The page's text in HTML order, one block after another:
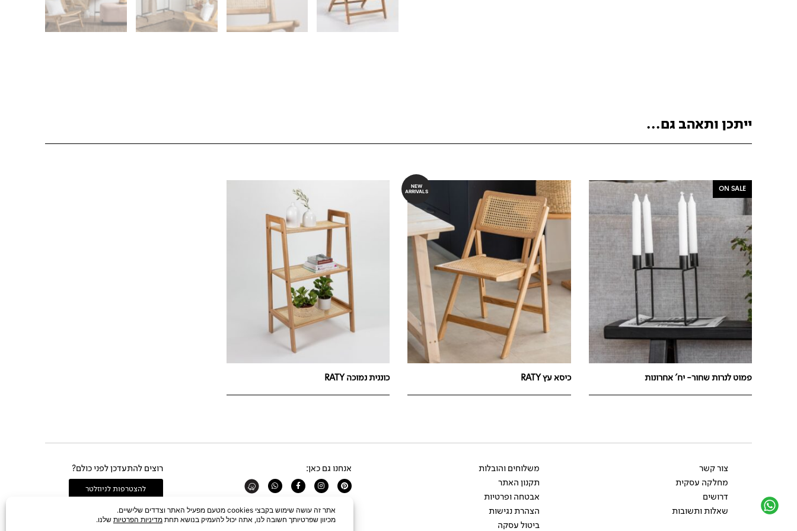
ייתכן ותאהב גם...
ON SALE
פמוט לנרות שחור- יח' אחרונות
NEW
ARRIVALS
כיסא עץ RATY כוננית נמוכה RATY
צור קשר
מחלקה עסקית
דרושים
שאלות ותשובות
משלוחים והובלות
תקנון האתר
אבטחה ופרטיות
הצהרת נגישות
ביטול עסקה
אנחנו גם כאן:
Pinterest
Instagram
Facebook-
f
Whatsapp
רוצים להתעדכן לפני כולם?
להצטרפות לניוזלטר